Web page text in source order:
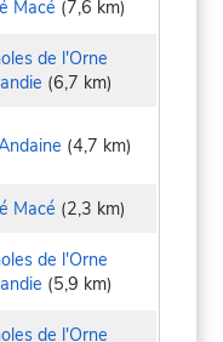
Macé (7,6 km)
de l'Orne
(6,7 km)
(4,7 km)
Macé (2,3 km)
de l'Orne
(5,9 km)
de l'Orne